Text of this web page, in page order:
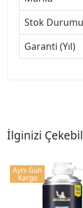
Stok Durumu
Garanti (Yıl)
İlginizi
Aynı Gün
Kargo